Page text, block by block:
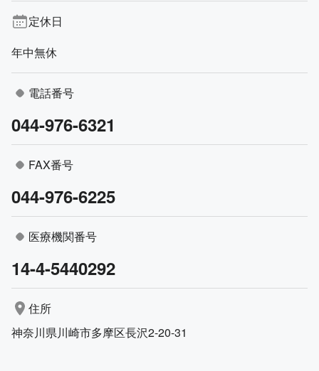
定休日
年中無休
電話番号
044-976-6321
FAX番号
044-976-6225
医療機関番号
14-4-5440292
住所
神奈川県川崎市多摩区長沢2-20-31